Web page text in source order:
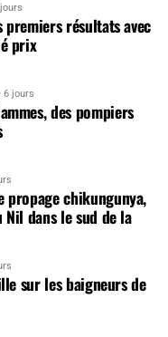
premiers résultats avec
prix
6 jours
des pompiers
propage chikungunya,
dans le sud de la
sur les baigneurs de